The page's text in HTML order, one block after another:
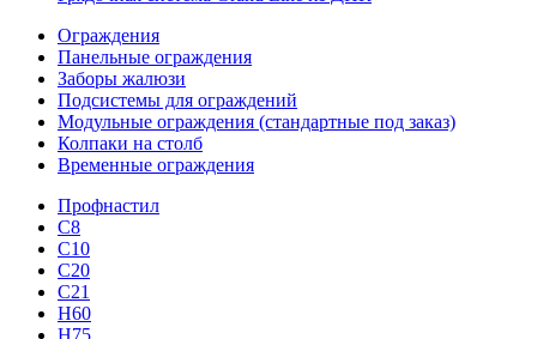
Ограждения
Панельные ограждения
Заборы жалюзи
Подсистемы для ограждений
Модульные ограждения (стандартные под заказ)
Колпаки на столб
Временные ограждения
Профнастил
С8
С10
С20
С21
H60
H75